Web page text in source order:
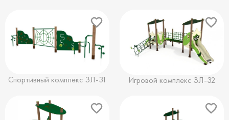
Спортивный комплекс ЗЛ-31 Игровой комплекс ЗЛ-32